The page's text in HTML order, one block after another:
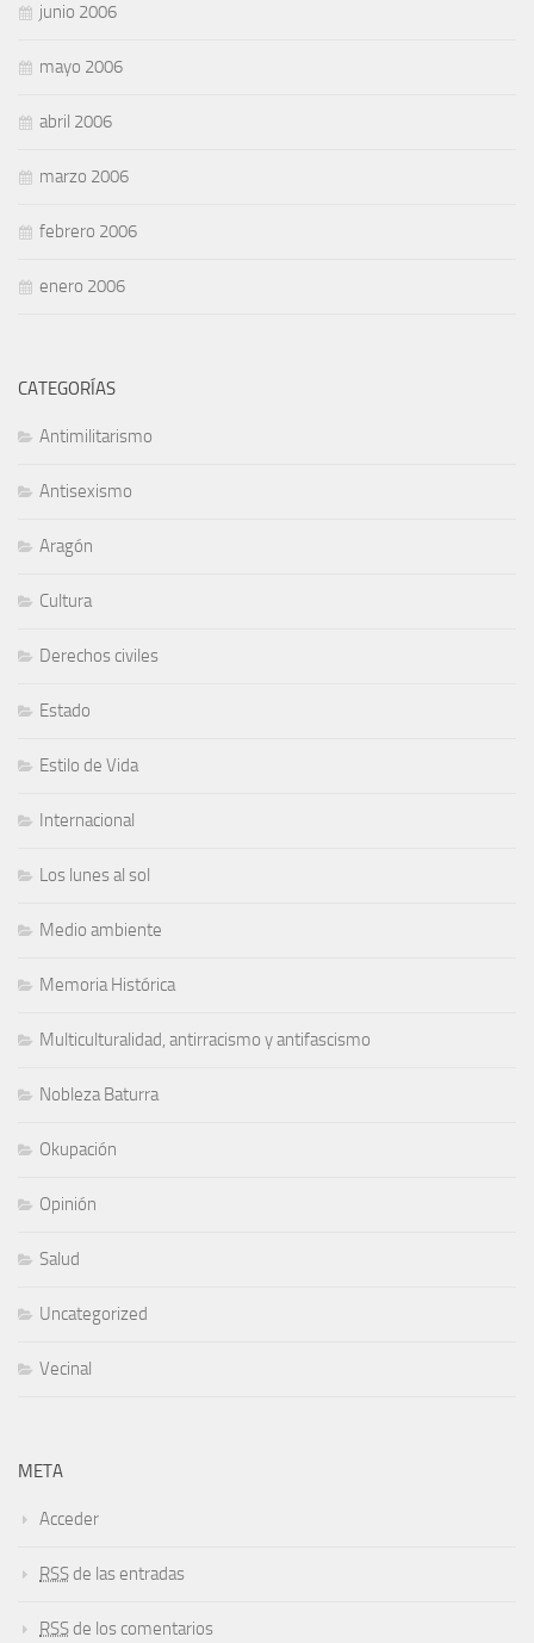
junio 2006
mayo 2006
abril 2006
marzo 2006
febrero 2006
enero 2006
CATEGORÍAS
Antimilitarismo
Antisexismo
Aragón
Cultura
Derechos civiles
Estado
Estilo de Vida
Internacional
Los lunes al sol
Medio ambiente
Memoria Histórica
Multiculturalidad, antirracismo y antifascismo
Nobleza Baturra
Okupación
Opinión
Salud
Uncategorized
Vecinal
META
Acceder
RSS de las entradas
RSS de los comentarios